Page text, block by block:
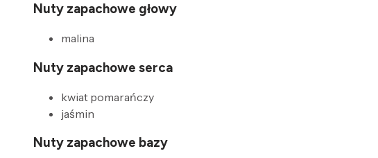
Nuty zapachowe głowy
malina
Nuty zapachowe serca
kwiat pomarańczy
jaśmin
Nuty zapachowe bazy